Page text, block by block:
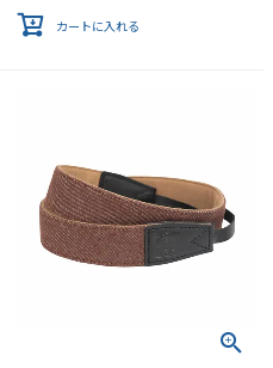
カートに入れる